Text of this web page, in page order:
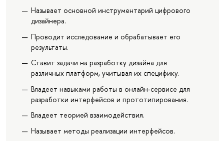
Называет основной инструментарий цифрового
дизайнера.
Проводит исследование и обрабатывает его
результаты.
Ставит задачи на разработку дизайна для
различных платформ, учитывая их специфику.
Владеет навыками работы в онлайн-сервисе для
разработки интерфейсов и прототипирования.
Владеет теорией взаимодействия.
Называет методы реализации интерфейсов.